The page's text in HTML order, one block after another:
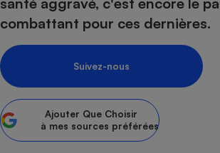
combattant pour ces dernières.
Suivez-nous
Ajouter Que Choisir
à mes sources préférées
Banque
Pièce
Moto
Choisir son fioul
Choisir son pellet
Comparateur assurance emprunteur